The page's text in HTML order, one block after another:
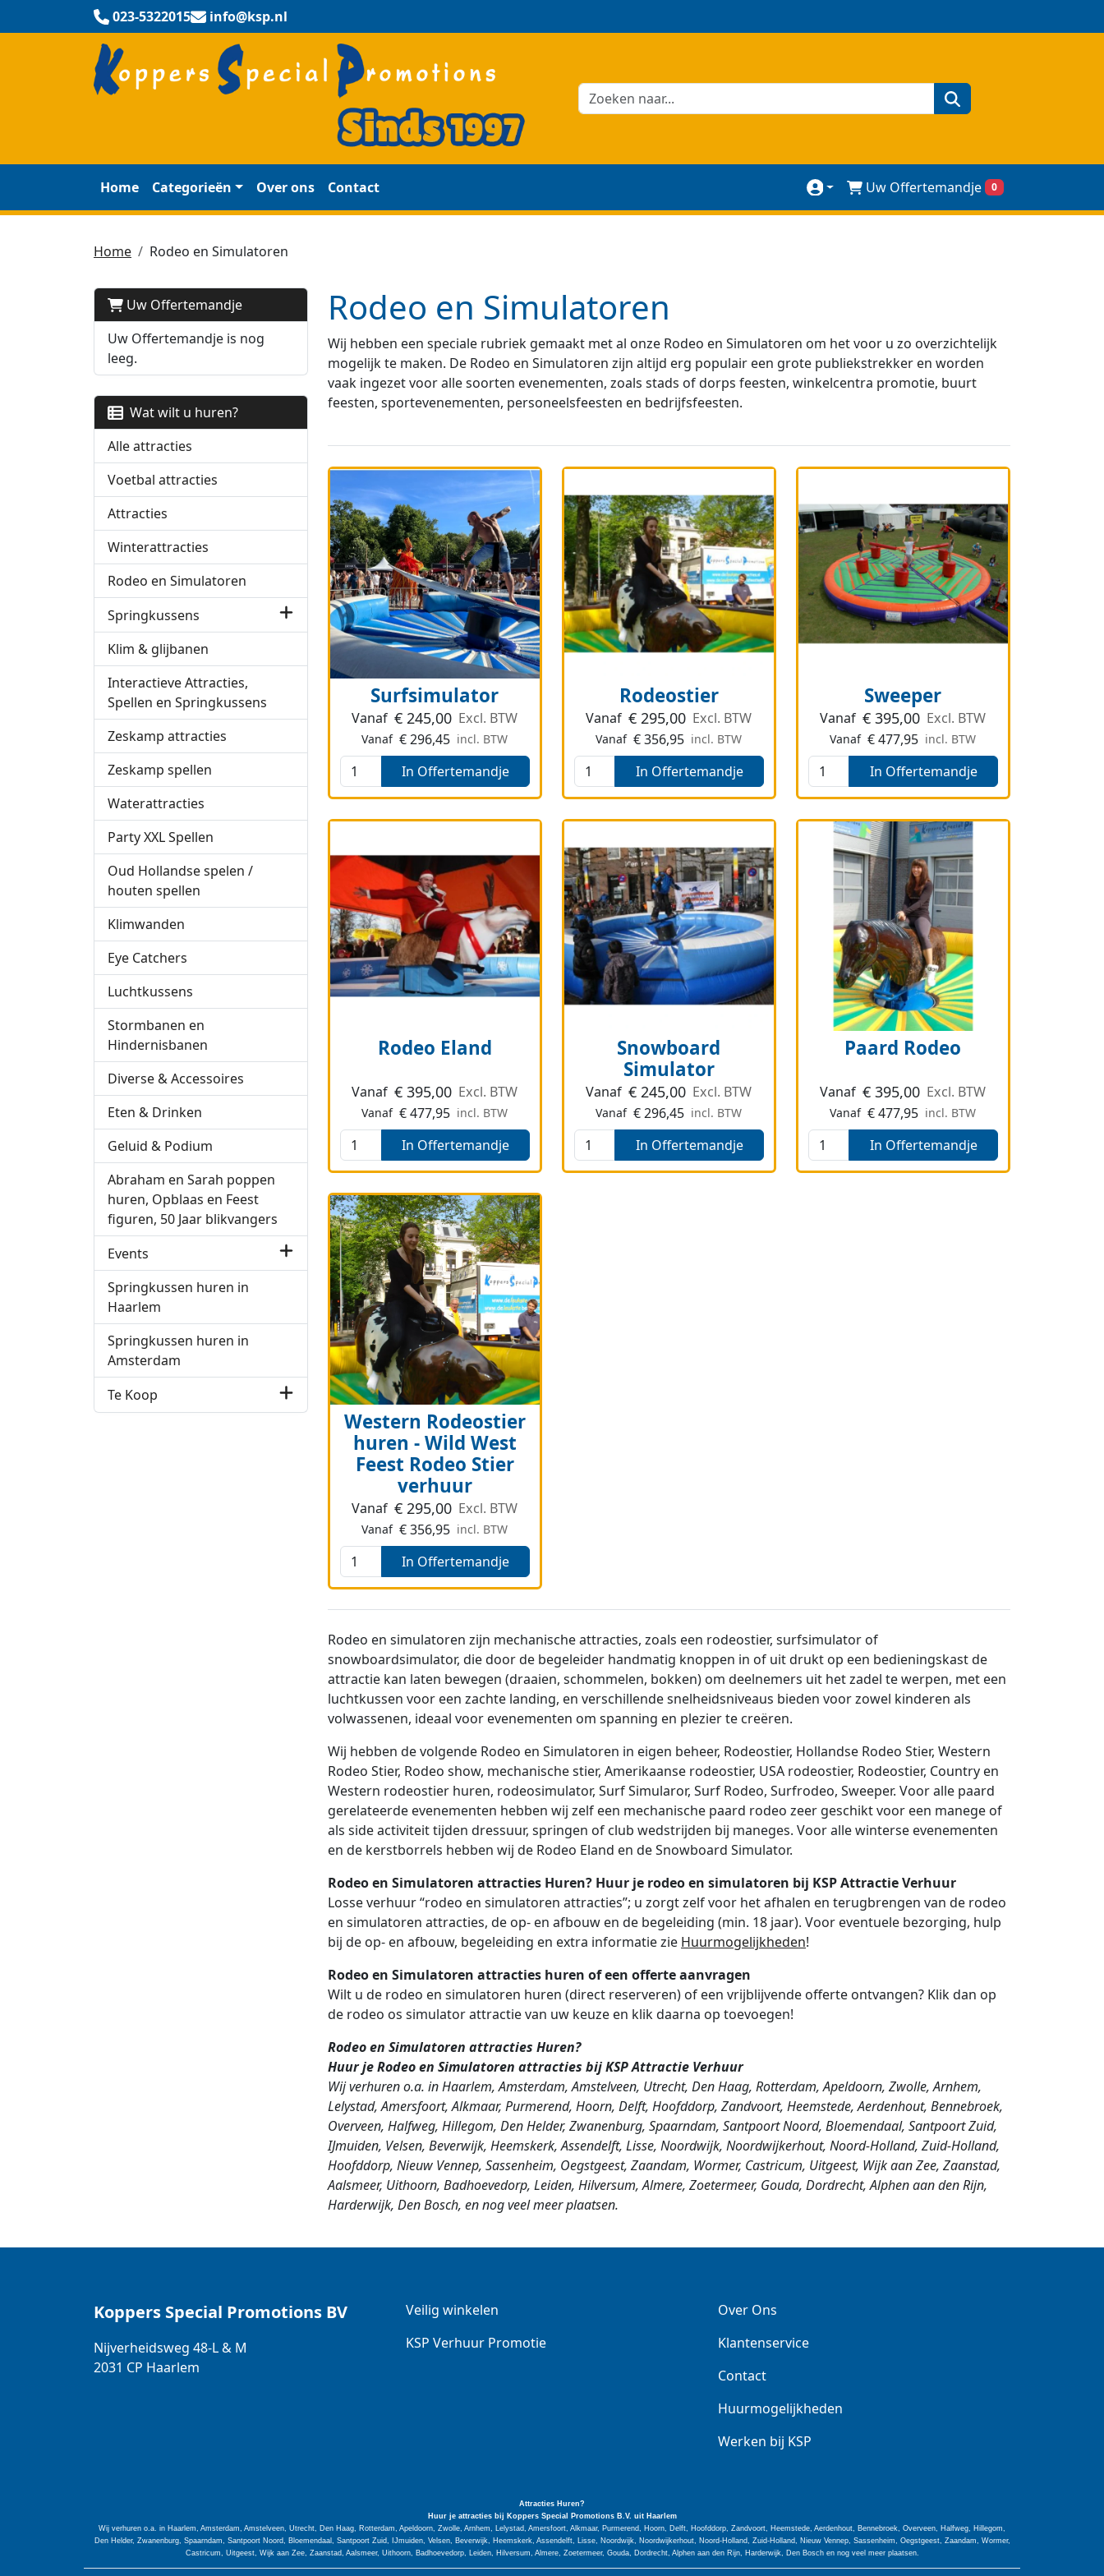
023-5322015 info@ksp.nl
zoeken
Home Categorieën Over ons Contact Uw Offertemandje 0
Home Rodeo en Simulatoren
Uw Offertemandje
Uw Offertemandje is nog
leeg.
Wat wilt u huren?
Alle attracties
Voetbal attracties
Attracties
Winterattracties
Rodeo en Simulatoren
Springkussens
Klim & glijbanen
Interactieve Attracties,
Spellen en Springkussens
Zeskamp attracties
Zeskamp spellen
Waterattracties
Party XXL Spellen
Oud Hollandse spelen /
houten spellen
Klimwanden
Eye Catchers
Luchtkussens
Stormbanen en
Hindernisbanen
Diverse & Accessoires
Eten & Drinken
Geluid & Podium
Abraham en Sarah poppen
huren, Opblaas en Feest
figuren, 50 Jaar blikvangers
Events
Springkussen huren in
Haarlem
Springkussen huren in
Amsterdam
Te Koop
Rodeo en Simulatoren
Wij hebben een speciale rubriek gemaakt met al onze Rodeo en Simulatoren om het voor u zo overzichtelijk
mogelijk te maken. De Rodeo en Simulatoren zijn altijd erg populair een grote publiekstrekker en worden
vaak ingezet voor alle soorten evenementen, zoals stads of dorps feesten, winkelcentra promotie, buurt
feesten, sportevenementen, personeelsfeesten en bedrijfsfeesten.
Surfsimulator
Vanaf € 245,00 Excl. BTW
Vanaf € 296,45 incl. BTW
In Offertemandje
Rodeostier
Vanaf € 295,00 Excl. BTW
Vanaf € 356,95 incl. BTW
In Offertemandje
Sweeper
Vanaf € 395,00 Excl. BTW
Vanaf € 477,95 incl. BTW
In Offertemandje
Rodeo Eland
Vanaf € 395,00 Excl. BTW
Vanaf € 477,95 incl. BTW
In Offertemandje
Snowboard
Simulator
Vanaf € 245,00 Excl. BTW
Vanaf € 296,45 incl. BTW
In Offertemandje
Paard Rodeo
Vanaf € 395,00 Excl. BTW
Vanaf € 477,95 incl. BTW
In Offertemandje
Western Rodeostier
huren - Wild West
Feest Rodeo Stier
verhuur
Vanaf € 295,00 Excl. BTW
Vanaf € 356,95 incl. BTW
In Offertemandje
Rodeo en simulatoren zijn mechanische attracties, zoals een rodeostier, surfsimulator of
snowboardsimulator, die door de begeleider handmatig knoppen in of uit drukt op een bedieningskast de
attractie kan laten bewegen (draaien, schommelen, bokken) om deelnemers uit het zadel te werpen, met een
luchtkussen voor een zachte landing, en verschillende snelheidsniveaus bieden voor zowel kinderen als
volwassenen, ideaal voor evenementen om spanning en plezier te creëren.
Wij hebben de volgende Rodeo en Simulatoren in eigen beheer, Rodeostier, Hollandse Rodeo Stier, Western
Rodeo Stier, Rodeo show, mechanische stier, Amerikaanse rodeostier, USA rodeostier, Rodeostier, Country en
Western rodeostier huren, rodeosimulator, Surf Simularor, Surf Rodeo, Surfrodeo, Sweeper. Voor alle paard
gerelateerde evenementen hebben wij zelf een mechanische paard rodeo zeer geschikt voor een manege of
als side activiteit tijden dressuur, springen of club wedstrijden bij maneges. Voor alle winterse evenementen
en de kerstborrels hebben wij de Rodeo Eland en de Snowboard Simulator.
Rodeo en Simulatoren attracties Huren? Huur je rodeo en simulatoren bij KSP Attractie Verhuur
Losse verhuur “rodeo en simulatoren attracties”; u zorgt zelf voor het afhalen en terugbrengen van de rodeo
en simulatoren attracties, de op- en afbouw en de begeleiding (min. 18 jaar). Voor eventuele bezorging, hulp
bij de op- en afbouw, begeleiding en extra informatie zie Huurmogelijkheden!
Rodeo en Simulatoren attracties huren of een offerte aanvragen
Wilt u de rodeo en simulatoren huren (direct reserveren) of een vrijblijvende offerte ontvangen? Klik dan op
de rodeo os simulator attractie van uw keuze en klik daarna op toevoegen!
Rodeo en Simulatoren attracties Huren?
Huur jeRodeo en Simulatoren attracties bij KSP Attractie Verhuur
Wij verhuren o.a. in Haarlem, Amsterdam, Amstelveen, Utrecht, Den Haag, Rotterdam, Apeldoorn, Zwolle, Arnhem,
Lelystad, Amersfoort, Alkmaar, Purmerend, Hoorn, Delft, Hoofddorp, Zandvoort, Heemstede, Aerdenhout, Bennebroek,
Overveen, Halfweg, Hillegom, Den Helder, Zwanenburg, Spaarndam, Santpoort Noord, Bloemendaal, Santpoort Zuid,
IJmuiden, Velsen, Beverwijk, Heemskerk, Assendelft, Lisse, Noordwijk, Noordwijkerhout, Noord-Holland, Zuid-Holland,
Hoofddorp, Nieuw Vennep, Sassenheim, Oegstgeest, Zaandam, Wormer, Castricum, Uitgeest, Wijk aan Zee, Zaanstad,
Aalsmeer, Uithoorn, Badhoevedorp, Leiden, Hilversum, Almere, Zoetermeer, Gouda, Dordrecht, Alphen aan den Rijn,
Harderwijk, Den Bosch, en nog veel meer plaatsen.
Koppers Special Promotions BV
Nijverheidsweg 48-L & M
2031 CP Haarlem
Veilig winkelen
KSP Verhuur Promotie
Over Ons
Klantenservice
Contact
Huurmogelijkheden
Werken bij KSP
Attracties Huren?
Huur je attracties bij Koppers Special
PromotionsB.V. uit Haarlem
Wij verhuren o.a. in Haarlem, Amsterdam, Amstelveen, Utrecht, Den Haag, Rotterdam, Apeldoorn, Zwolle, Arnhem, Lelystad, Amersfoort, Alkmaar, Purmerend, Hoorn, Delft, Hoofddorp, Zandvoort, Heemstede, Aerdenhout, Bennebroek, Overveen, Halfweg, Hillegom,
Den Helder, Zwanenburg, Spaarndam, Santpoort Noord, Bloemendaal, Santpoort Zuid, IJmuiden, Velsen, Beverwijk, Heemskerk, Assendelft, Lisse, Noordwijk, Noordwijkerhout, Noord-Holland, Zuid-Holland, Nieuw Vennep, Sassenheim, Oegstgeest, Zaandam, Wormer,
Castricum, Uitgeest, Wijk aan Zee, Zaanstad, Aalsmeer, Uithoorn, Badhoevedorp, Leiden, Hilversum, Almere, Zoetermeer, Gouda, Dordrecht, Alphen aan den Rijn, Harderwijk, Den Bosch en nog veel meer plaatsen.